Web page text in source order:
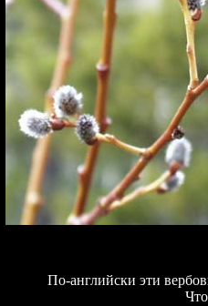
По-английски эти